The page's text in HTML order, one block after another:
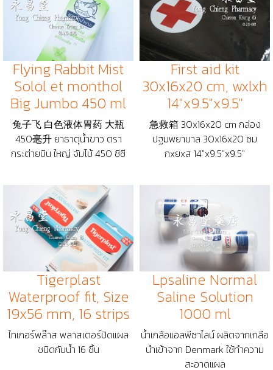
Flying Rabbit Mist
Solol et monthol
Big Jumbo 450 ml
兔子飞 白色液体胃药 大瓶
450毫升 ยาธาตุน้ำขาว ตรา
กระต่ายบิน ใหญ่ จัมโบ้ 450 ซีซี
First aid kit
30x16x20 cm, wxlxh
14"x9.5"x9.5"
急救箱 30x16x20 cm กล่อง
ปฐมพยาบาล 30x16x20 ซม
กxยxส 14"x9.5"x9.5"
Tigerplast
Waterproof fit, Size
19x56 mm, 16 strips
ไทเกอร์พล๊าส พลาสเตอร์ปิดแผล
ชนิดกันน้ำ 16 ชิ้น
Lpsaline Normal
Saline Solution
1000 ml
น้ำเกลือแอลพีซาไลน์ ผลิตจากเกลือ
นำเข้าจาก Denmark ใช้ทำความ
สะอาดแผล